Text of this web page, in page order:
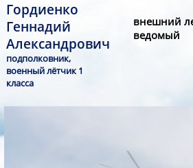
Гордиенко
Геннадий
Александрович
подполковник,
военный лётчик 1
класса
внешний
ведомый